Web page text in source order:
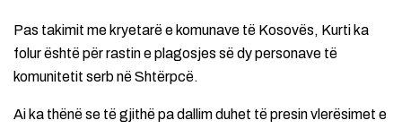
Pas takimit me kryetarë e komunave të Kosovës, Kurti ka
folur është për rastin e plagosjes së dy personave të
komunitetit serb në Shtërpcë.
Ai ka thënë se të gjithë pa dallim duhet të presin vlerësimet e